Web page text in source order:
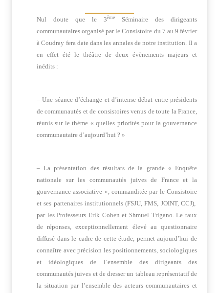
Nul doute que le 3ème
Séminaire des dirigeants
communautaires organisé par le Consistoire du 7 au 9 février
à Coudray fera date dans les annales de notre institution. Il a
en effet été le théâtre de deux évènements majeurs et
inédits :
– Une séance d’échange et d’intense débat entre présidents
de communautés et de consistoires venus de toute la France,
réunis sur le thème « quelles priorités pour la gouvernance
communautaire d’aujourd’hui ? »
– La présentation des résultats de la grande « Enquête
nationale sur les communautés juives de France et la
gouvernance associative », commanditée par le Consistoire
et ses partenaires institutionnels (FSJU, FMS, JOINT, CCJ),
par les Professeurs Erik Cohen et Shmuel Trigano. Le taux
de réponses, exceptionnellement élevé au questionnaire
diffusé dans le cadre de cette étude, permet aujourd’hui de
connaître avec précision les positionnements, sociologiques
et idéologiques de l’ensemble des dirigeants des
communautés juives et de dresser un tableau représentatif de
la situation par l’ensemble des acteurs communautaires et